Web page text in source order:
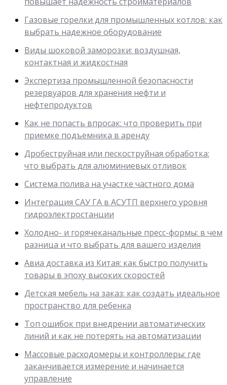
Газовые горелки для промышленных котлов: как
выбрать надежное оборудование
Виды шоковой заморозки: воздушная,
контактная и жидкостная
Экспертиза промышленной безопасности
резервуаров для хранения нефти и
нефтепродуктов
Как не попасть впросак: что проверить при
приемке подъемника в аренду
Дробеструйная или пескоструйная обработка:
что выбрать для алюминиевых отливок
Система полива на участке частного дома
Интеграция САУ ГА в АСУТП верхнего уровня
гидроэлектростанции
Холодно- и горячеканальные пресс-формы: в чем
разница и что выбрать для вашего изделия
Авиа доставка из Китая: как быстро получить
товары в эпоху высоких скоростей
Детская мебель на заказ: как создать идеальное
пространство для ребенка
Топ ошибок при внедрении автоматических
линий и как не потерять на автоматизации
Массовые расходомеры и контроллеры: где
заканчивается измерение и начинается
управление